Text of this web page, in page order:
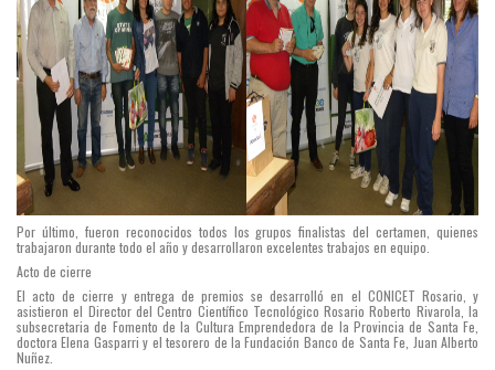
Por último, fueron reconocidos todos los grupos finalistas del certamen, quienes
trabajaron durante todo el año y desarrollaron excelentes trabajos en equipo.
Acto de cierre
El acto de cierre y entrega de premios se desarrolló en el CONICET Rosario, y
asistieron el Director del Centro Científico Tecnológico Rosario Roberto Rivarola, la
subsecretaria de Fomento de la Cultura Emprendedora de la Provincia de Santa Fe,
doctora Elena Gasparri y el tesorero de la Fundación Banco de Santa Fe, Juan Alberto
Nuñez.